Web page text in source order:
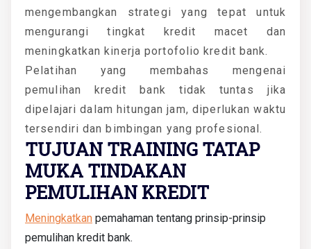
mengembangkan strategi yang tepat untuk
mengurangi tingkat kredit macet dan
meningkatkan kinerja portofolio kredit bank.
Pelatihan yang membahas mengenai
pemulihan kredit bank tidak tuntas jika
dipelajari dalam hitungan jam, diperlukan waktu
tersendiri dan bimbingan yang profesional.
TUJUAN TRAINING TATAP
MUKA TINDAKAN
PEMULIHAN KREDIT
Meningkatkan pemahaman tentang prinsip-prinsip
pemulihan kredit bank.